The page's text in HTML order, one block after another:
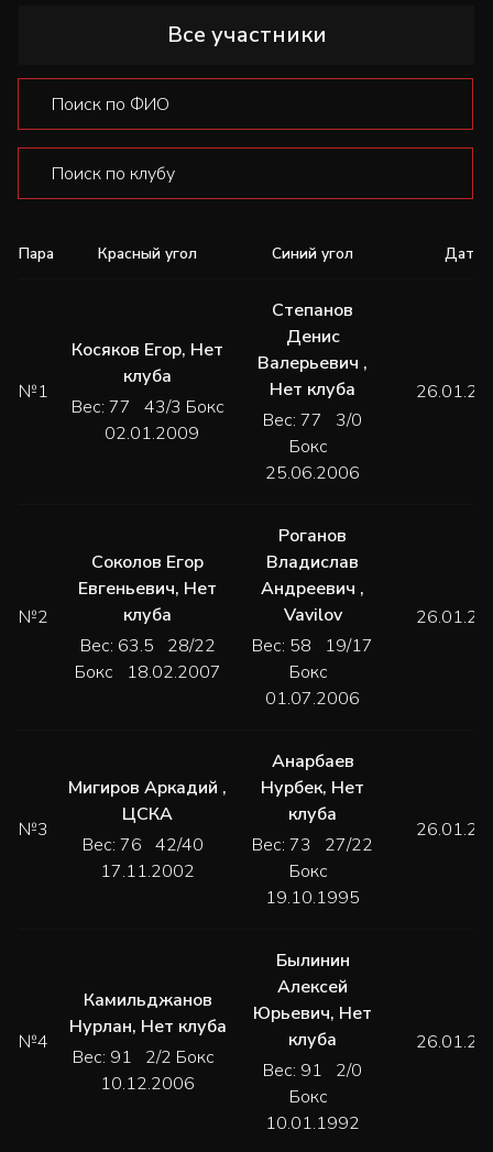
Все участники
Пара Красный угол Синий угол Дата
№1
Косяков Егор, Нет
клуба
Вес: 77 43/3 Бокс
02.01.2009
Степанов
Денис
Валерьевич ,
Нет клуба
Вес: 77 3/0
Бокс
25.06.2006
№2
Соколов Егор
Евгеньевич, Нет
клуба
Вес: 63.5 28/22
Бокс 18.02.2007
Роганов
Владислав
Андреевич ,
Vavilov
Вес: 58 19/17
Бокс
01.07.2006
№3
Мигиров Аркадий ,
ЦСКА
Вес: 76 42/40
17.11.2002
Анарбаев
Нурбек, Нет
клуба
Вес: 73 27/22
Бокс
19.10.1995
№4
Камильджанов
Нурлан, Нет клуба
Вес: 91 2/2 Бокс
10.12.2006
Былинин
Алексей
Юрьевич, Нет
клуба
Вес: 91 2/0
Бокс
10.01.1992